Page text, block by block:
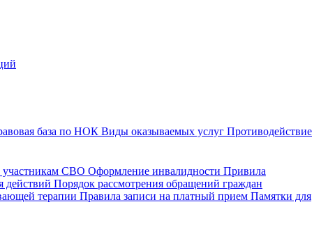
база по НОК Виды оказываемых услуг Противодействие
участникам СВО Оформление инвалидности Привила
действий Порядок рассмотрения обращений граждан
терапии Правила записи на платный прием Памятки для